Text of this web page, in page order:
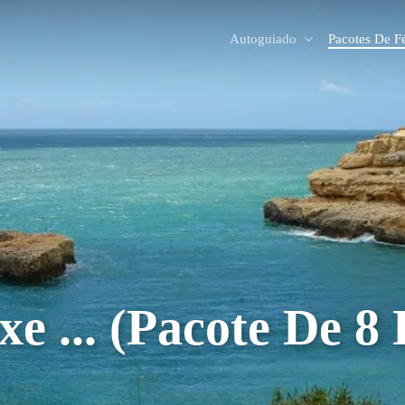
Autoguiado Pacotes De
... (pacote De 8